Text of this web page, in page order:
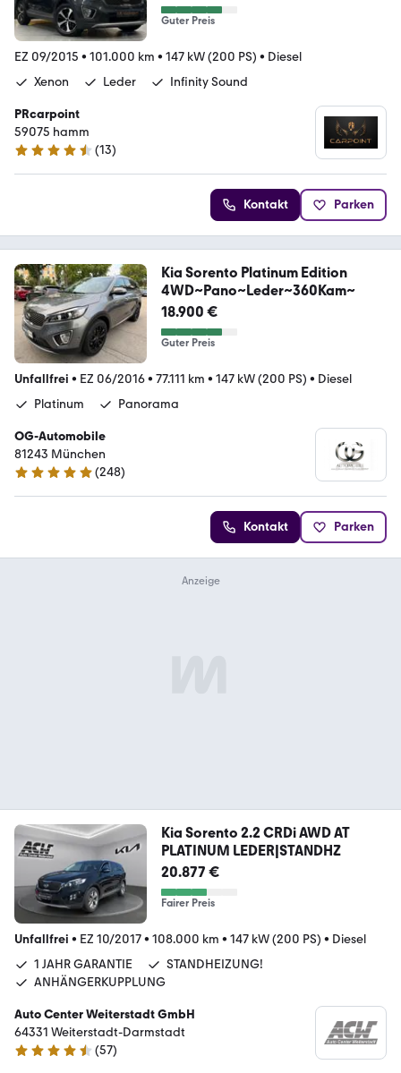
Guter Preis
EZ 09/2015 • 101.000 km • 147 kW (200 PS) • Diesel
Xenon
Leder Infinity Sound
PRcarpoint
59075 hamm
4.5 Sterne
(13)
Kontakt Parken
Kia Sorento Platinum Edition
4WD~Pano~Leder~360Kam~
18.900 €
Guter Preis
Unfallfrei • EZ 06/2016• 77.111 km • 147 kW (200 PS) • Diesel
Platinum
Panorama
OG-Automobile
81243 München
4.8 Sterne
(248)
Kontakt Parken
Kia Sorento 2.2 CRDi AWD AT
PLATINUM LEDER|STANDHZ
20.877 €
Fairer Preis
Unfallfrei • EZ 10/2017• 108.000 km • 147 kW (200 PS) • Diesel
1 JAHR GARANTIE
STANDHEIZUNG!
ANHÄNGERKUPPLUNG
Auto Center Weiterstadt GmbH
64331 Weiterstadt-Darmstadt
4.7 Sterne
(57)